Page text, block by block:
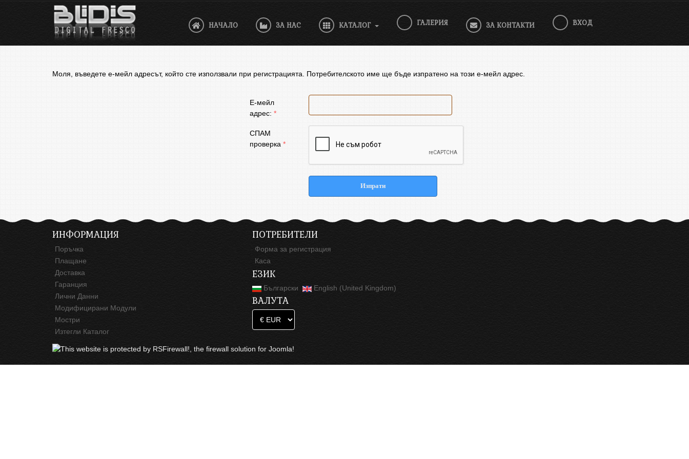
НАЧАЛО ЗА НАС КАТАЛОГ ГАЛЕРИЯ ЗА КОНТАКТИ ВХОД
Моля, въведете е-мейл адресът, който сте използвали при регистрацията. Потребителското име ще бъде изпратенo на този е-мейл адрес.
Е-мейл
адрес: *
СПАМ
проверка *
Изпрати
ИНФОРМАЦИЯ
Поръчка
Плащане
Доставка
Гаранция
Лични Данни
Модифицирани Модули
Мостри
Изтегли Каталог
ПОТРЕБИТЕЛИ
Форма за регистрация
Каса
ЕЗИК
Български English (United Kingdom)
ВАЛУТА